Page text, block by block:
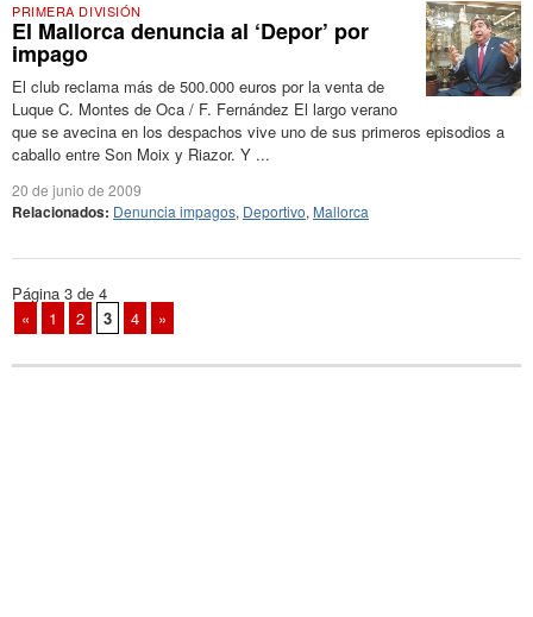
PRIMERA DIVISIÓN
El Mallorca denuncia al ‘Depor’ por
impago
El club reclama más de 500.000 euros por la venta de
Luque C. Montes de Oca / F. Fernández El largo verano
que se avecina en los despachos vive uno de sus primeros episodios a
caballo entre Son Moix y Riazor. Y ...
20 de junio de 2009
Relacionados: Denuncia impagos, Deportivo, Mallorca
Página 3 de 4
«
1 2 3 4 »